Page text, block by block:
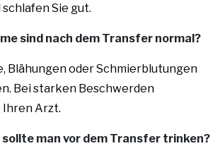
Sie gut.
sind nach dem Transfer normal?
Blähungen oder Schmierblutungen
Bei starken Beschwerden
Arzt.
sollte man vor dem Transfer trinken?